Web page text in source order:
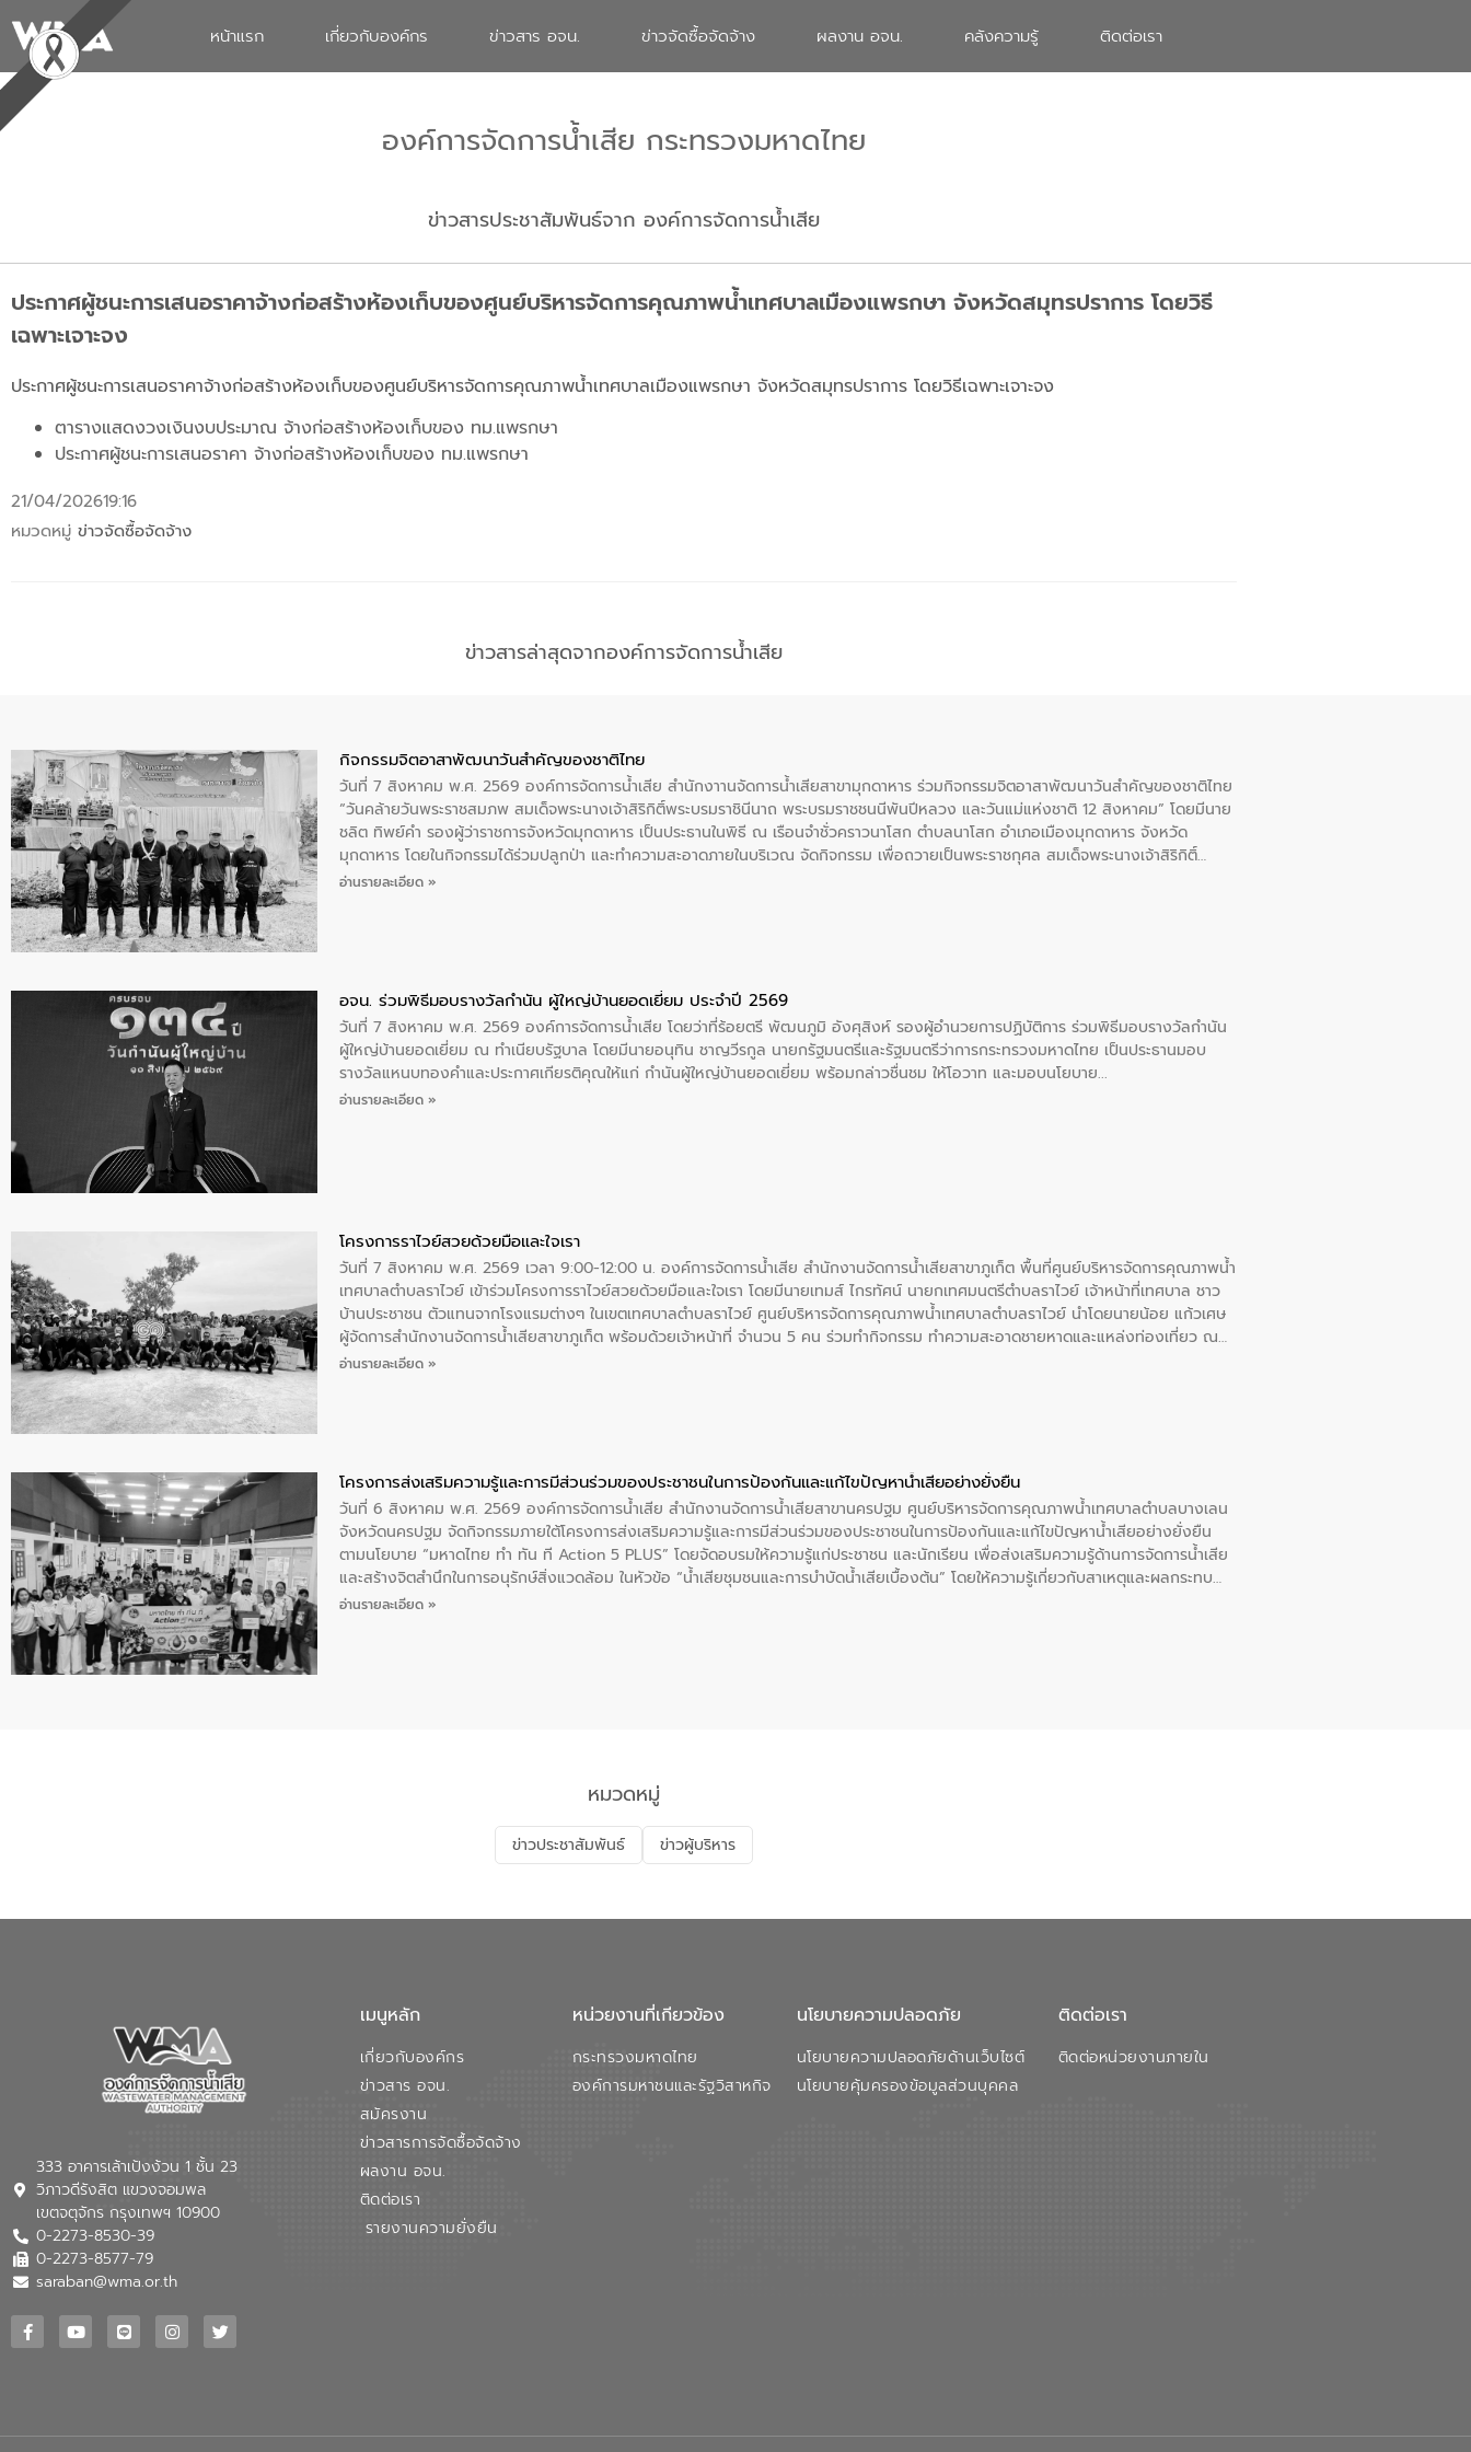
หน้าแรก เกี่ยวกับองค์กร ข่าวสาร อจน. ข่าวจัดซื้อจัดจ้าง ผลงาน อจน. คลังความรู้ ติดต่อเรา
องค์การจัดการน้ำเสีย กระทรวงมหาดไทย
ข่าวสารประชาสัมพันธ์จาก องค์การจัดการน้ำเสีย
ประกาศผู้ชนะการเสนอราคาจ้างก่อสร้างห้องเก็บของศูนย์บริหารจัดการคุณภาพน้ำเทศบาลเมืองแพรกษา จังหวัดสมุทรปราการ โดยวิธี
เฉพาะเจาะจง
ประกาศผู้ชนะการเสนอราคาจ้างก่อสร้างห้องเก็บของศูนย์บริหารจัดการคุณภาพน้ำเทศบาลเมืองแพรกษา จังหวัดสมุทรปราการ โดยวิธีเฉพาะเจาะจง
ตารางแสดงวงเงินงบประมาณ จ้างก่อสร้างห้องเก็บของ ทม.แพรกษา
ประกาศผู้ชนะการเสนอราคา จ้างก่อสร้างห้องเก็บของ ทม.แพรกษา
21/04/202619:16
หมวดหมู่ ข่าวจัดซื้อจัดจ้าง
ข่าวสารล่าสุดจากองค์การจัดการน้ำเสีย
กิจกรรมจิตอาสาพัฒนาวันสําคัญของชาติไทย
วันที่ 7 สิงหาคม พ.ศ. 2569 องค์การจัดการน้ำเสีย สำนักงาานจัดการน้ำเสียสาขามุกดาหาร ร่วมกิจกรรมจิตอาสาพัฒนาวันสําคัญของชาติไทย
“วันคล้ายวันพระราชสมภพ สมเด็จพระนางเจ้าสิริกิติ์พระบรมราชินีนาถ พระบรมราชชนนีพันปีหลวง และวันแม่แห่งชาติ 12 สิงหาคม” โดยมีนาย
ชลิต ทิพย์คำ รองผู้ว่าราชการจังหวัดมุกดาหาร เป็นประธานในพิธี ณ เรือนจําชั่วคราวนาโสก ตําบลนาโสก อําเภอเมืองมุกดาหาร จังหวัด
มุกดาหาร โดยในกิจกรรมได้ร่วมปลูกป่า และทําความสะอาดภายในบริเวณ จัดกิจกรรม เพื่อถวายเป็นพระราชกุศล สมเด็จพระนางเจ้าสิริกิติ์
พระบรมราชินีนาถ พระบรมราชชนนีพันปีหลวง พร้อมถวายสัจปฏิญาณ ทำความดีด้วยหัวใจ
อ่านรายละเอียด »
อจน. ร่วมพิธีมอบรางวัลกำนัน ผู้ใหญ่บ้านยอดเยี่ยม ประจำปี 2569
วันที่ 7 สิงหาคม พ.ศ. 2569 องค์การจัดการน้ำเสีย โดยว่าที่ร้อยตรี พัฒนภูมิ อังศุสิงห์ รองผู้อำนวยการปฏิบัติการ ร่วมพิธีมอบรางวัลกำนัน
ผู้ใหญ่บ้านยอดเยี่ยม ณ ทำเนียบรัฐบาล โดยมีนายอนุทิน ชาญวีรกูล นายกรัฐมนตรีและรัฐมนตรีว่าการกระทรวงมหาดไทย เป็นประธานมอบ
รางวัลแหนบทองคำและประกาศเกียรติคุณให้แก่ กำนันผู้ใหญ่บ้านยอดเยี่ยม พร้อมกล่าวชื่นชม ให้โอวาท และมอบนโยบาย
อ่านรายละเอียด »
โครงการราไวย์สวยด้วยมือและใจเรา
วันที่ 7 สิงหาคม พ.ศ. 2569 เวลา 9:00-12:00 น. องค์การจัดการน้ำเสีย สำนักงานจัดการน้ำเสียสาขาภูเก็ต พื้นที่ศูนย์บริหารจัดการคุณภาพน้ำ
เทศบาลตำบลราไวย์ เข้าร่วมโครงการราไวย์สวยด้วยมือและใจเรา โดยมีนายเทมส์ ไกรทัศน์ นายกเทศมนตรีตำบลราไวย์ เจ้าหน้าที่เทศบาล ชาว
บ้านประชาชน ตัวแทนจากโรงแรมต่างๆ ในเขตเทศบาลตำบลราไวย์ ศูนย์บริหารจัดการคุณภาพน้ำเทศบาลตำบลราไวย์ นำโดยนายน้อย แก้วเศษ
ผู้จัดการสำนักงานจัดการน้ำเสียสาขาภูเก็ต พร้อมด้วยเจ้าหน้าที่ จำนวน 5 คน ร่วมทำกิจกรรม ทำความสะอาดชายหาดและแหล่งท่องเที่ยว ณ
บริเวณแหลมพรหมเทพ หมู่ที่ 6 ตำบลราไวย์ อำเภอเมือง จังหวัดภูเก็ต
อ่านรายละเอียด »
โครงการส่งเสริมความรู้และการมีส่วนร่วมของประชาชนในการป้องกันและแก้ไขปัญหาน้ำเสียอย่างยั่งยืน
วันที่ 6 สิงหาคม พ.ศ. 2569 องค์การจัดการน้ำเสีย สำนักงานจัดการน้ำเสียสาขานครปฐม ศูนย์บริหารจัดการคุณภาพน้ำเทศบาลตำบลบางเลน
จังหวัดนครปฐม จัดกิจกรรมภายใต้โครงการส่งเสริมความรู้และการมีส่วนร่วมของประชาชนในการป้องกันและแก้ไขปัญหาน้ำเสียอย่างยั่งยืน
ตามนโยบาย “มหาดไทย ทำ ทัน ที Action 5 PLUS” โดยจัดอบรมให้ความรู้แก่ประชาชน และนักเรียน เพื่อส่งเสริมความรู้ด้านการจัดการน้ำเสีย
และสร้างจิตสำนึกในการอนุรักษ์สิ่งแวดล้อม ในหัวข้อ “น้ำเสียชุมชนและการบำบัดน้ำเสียเบื้องต้น” โดยให้ความรู้เกี่ยวกับสาเหตุและผลกระทบ
ของน้ำเสีย แนวทางการลดการเกิดน้ำเสียจากแหล่งกำเนิด การบำบัดน้ำเสียเบื้องต้นในครัวเรือน ณ เทศบาลตำบลบางเลน จังหวัดนครปฐม
อ่านรายละเอียด »
หมวดหมู่
ข่าวประชาสัมพันธ์ ข่าวผู้บริหาร
333 อาคารเล้าเป้งง้วน 1 ชั้น 23
วิภาวดีรังสิต แขวงจอมพล
เขตจตุจักร กรุงเทพฯ 10900
0-2273-8530-39
0-2273-8577-79
saraban@wma.or.th
เมนูหลัก
เกี่ยวกับองค์กร
ข่าวสาร อจน.
สมัครงาน
ข่าวสารการจัดซื้อจัดจ้าง
ผลงาน อจน.
ติดต่อเรา
รายงานความยั่งยืน
หน่วยงานที่เกียวข้อง
กระทรวงมหาดไทย
องค์การมหาชนและรัฐวิสาหกิจ
นโยบายความปลอดภัย
นโยบายความปลอดภัยด้านเว็บไซต์
นโยบายคุ้มครองข้อมูลส่วนบุคคล
ติดต่อเรา
ติดต่อหน่วยงานภายใน